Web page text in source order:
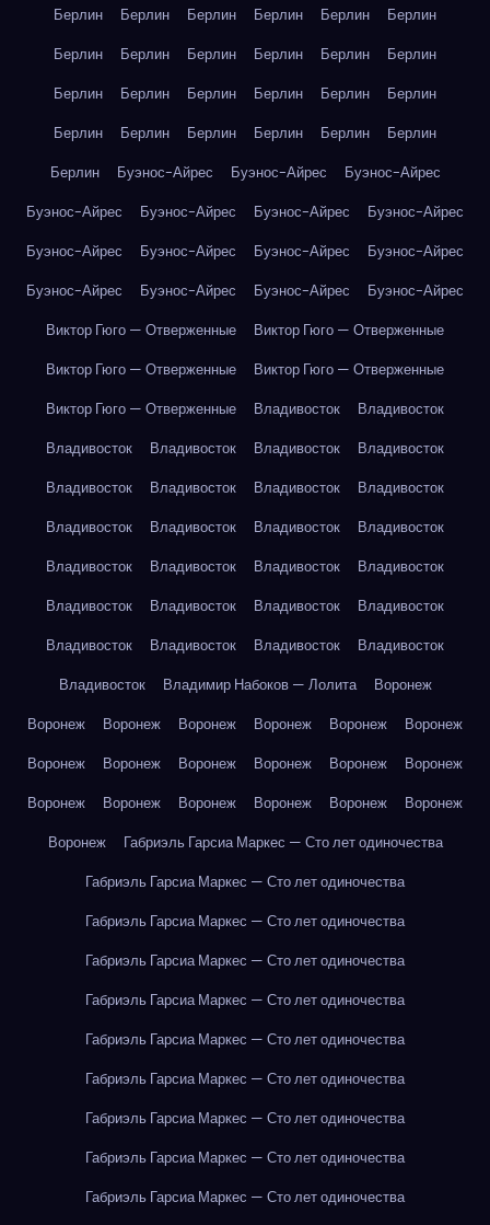
Берлин Берлин Берлин Берлин Берлин
Берлин
Берлин
Берлин Берлин Берлин Берлин
Берлин
Берлин
Берлин Берлин Берлин Берлин
Берлин
Берлин
Берлин Берлин Берлин Берлин
Берлин
Берлин
Буэнос-Айрес Буэнос-Айрес
Буэнос-Айрес
Буэнос-Айрес
Буэнос-Айрес Буэнос-Айрес
Буэнос-Айрес
Буэнос-Айрес
Буэнос-Айрес Буэнос-Айрес
Буэнос-Айрес
Буэнос-Айрес
Буэнос-Айрес Буэнос-Айрес
Буэнос-Айрес
Виктор Гюго — Отверженные
Виктор Гюго — Отверженные
Виктор Гюго — Отверженные
Виктор Гюго — Отверженные
Виктор Гюго — Отверженные
Владивосток
Владивосток
Владивосток
Владивосток Владивосток
Владивосток
Владивосток
Владивосток Владивосток
Владивосток
Владивосток
Владивосток Владивосток
Владивосток
Владивосток
Владивосток Владивосток
Владивосток
Владивосток
Владивосток Владивосток
Владивосток
Владивосток
Владивосток Владивосток
Владивосток
Владивосток
Владимир Набоков — Лолита
Воронеж
Воронеж
Воронеж Воронеж Воронеж Воронеж
Воронеж
Воронеж
Воронеж Воронеж Воронеж Воронеж
Воронеж
Воронеж
Воронеж Воронеж Воронеж Воронеж
Воронеж
Воронеж
Габриэль Гарсиа Маркес — Сто лет одиночества
Габриэль Гарсиа Маркес — Сто лет одиночества
Габриэль Гарсиа Маркес — Сто лет одиночества
Габриэль Гарсиа Маркес — Сто лет одиночества
Габриэль Гарсиа Маркес — Сто лет одиночества
Габриэль Гарсиа Маркес — Сто лет одиночества
Габриэль Гарсиа Маркес — Сто лет одиночества
Габриэль Гарсиа Маркес — Сто лет одиночества
Габриэль Гарсиа Маркес — Сто лет одиночества
Габриэль Гарсиа Маркес — Сто лет одиночества